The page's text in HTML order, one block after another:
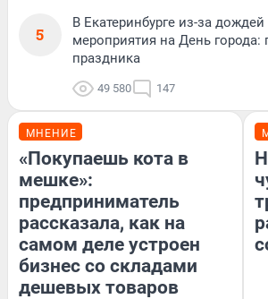
5
В Екатеринбурге из-за
мероприятия на День города:
праздника
49 580 147
МНЕНИЕ
«Покупаешь кота в
мешке»:
предприниматель
рассказала, как на
самом деле устроен
бизнес со складами
дешевых товаров